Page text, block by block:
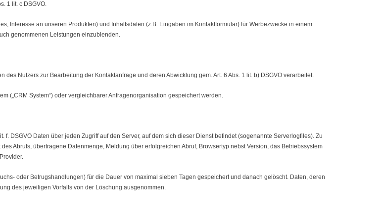
1 lit. c DSGVO.
Interesse an unseren Produkten) und Inhaltsdaten (z.B. Eingaben im Kontaktformular) für Werbezwecke in einem
genommenen Leistungen einzublenden.
Nutzers zur Bearbeitung der Kontaktanfrage und deren Abwicklung gem. Art. 6 Abs. 1 lit. b) DSGVO verarbeitet.
(„CRM System“) oder vergleichbarer Anfragenorganisation gespeichert werden.
DSGVO Daten über jeden Zugriff auf den Server, auf dem sich dieser Dienst befindet (sogenannte Serverlogfiles). Zu
Abrufs, übertragene Datenmenge, Meldung über erfolgreichen Abruf, Browsertyp nebst Version, das Betriebssystem
oder Betrugshandlungen) für die Dauer von maximal sieben Tagen gespeichert und danach gelöscht. Daten, deren
des jeweiligen Vorfalls von der Löschung ausgenommen.